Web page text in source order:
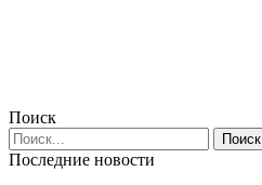
Поиск
Последние новости